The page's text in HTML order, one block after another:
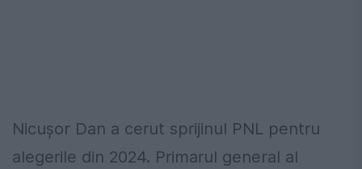
Nicușor Dan a cerut sprijinul PNL pentru
alegerile din 2024. Primarul general al